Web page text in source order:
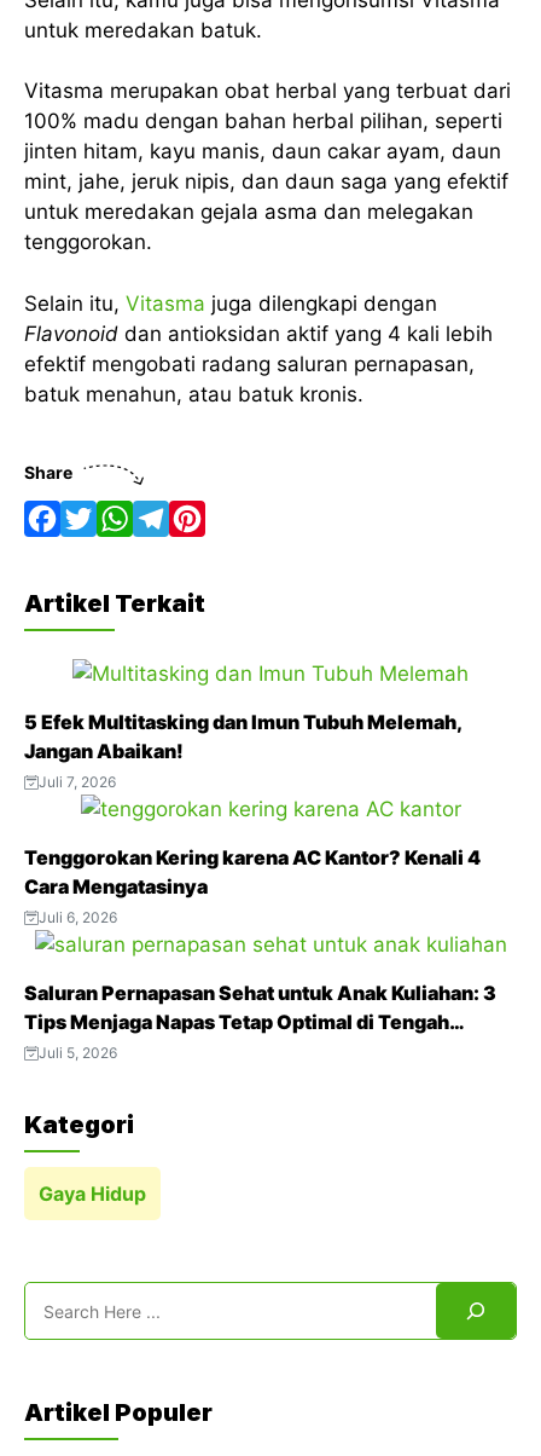
untuk meredakan batuk.
Vitasma merupakan obat herbal yang terbuat dari
100% madu dengan bahan herbal pilihan, seperti
jinten hitam, kayu manis, daun cakar ayam, daun
mint, jahe, jeruk nipis, dan daun saga yang efektif
untuk meredakan gejala asma dan melegakan
tenggorokan.
Selain itu, Vitasma juga dilengkapi dengan
Flavonoid dan antioksidan aktif yang 4 kali lebih
efektif mengobati radang saluran pernapasan,
batuk menahun, atau batuk kronis.
Share
a
c
o
o
w
i
e
r
h
a
t
A
p
p
e
r
m
t
r
s
Artikel Terkait
5 Efek Multitasking dan Imun Tubuh Melemah,
Jangan Abaikan!
Juli 7, 2026
Tenggorokan Kering karena AC Kantor? Kenali 4
Cara Mengatasinya
Juli 6, 2026
Saluran Pernapasan Sehat untuk Anak Kuliahan: 3
Tips Menjaga Napas Tetap Optimal di Tengah
Aktivitas Padat
Juli 5, 2026
Kategori
Gaya Hidup
Artikel Populer